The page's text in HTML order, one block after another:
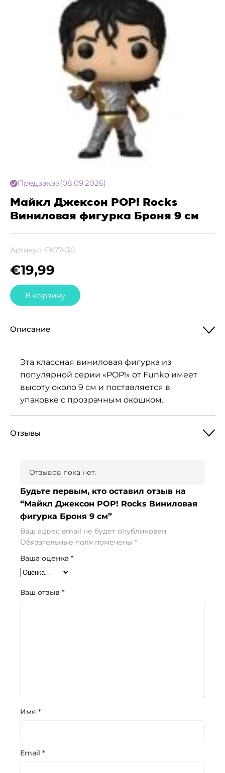
Предзаказ(08.09.2026)
Майкл Джексон POP! Rocks
Виниловая фигурка Броня 9 см
Артикул: FK77430
€19,99
В корзину
Описание
Эта классная виниловая фигурка из
популярной серии «POP!» от Funko имеет
высоту около 9 см и поставляется в
упаковке с прозрачным окошком.
Отзывы
Отзывов пока нет.
Будьте первым, кто оставил отзыв на
“Майкл Джексон POP! Rocks Виниловая
фигурка Броня 9 см”
Ваш адрес email не будет опубликован.
Обязательные поля помечены *
Ваша оценка *
Ваш отзыв *
Имя *
Email *